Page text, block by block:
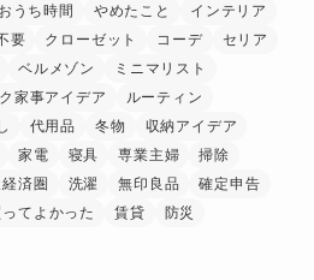
おうち時間 やめたこと
インテリア
要 クローゼット コーデ
セリア
ベルメゾン
ミニマリスト
家事アイデア
ルーティン
代用品 冬物
収納アイデア
家電 寝具 専業主婦
掃除
済圏 洗濯 無印良品
確定申告
ってよかった 賃貸 防災